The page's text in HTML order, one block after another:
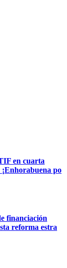
en cuarta
po
financiación
reforma estra